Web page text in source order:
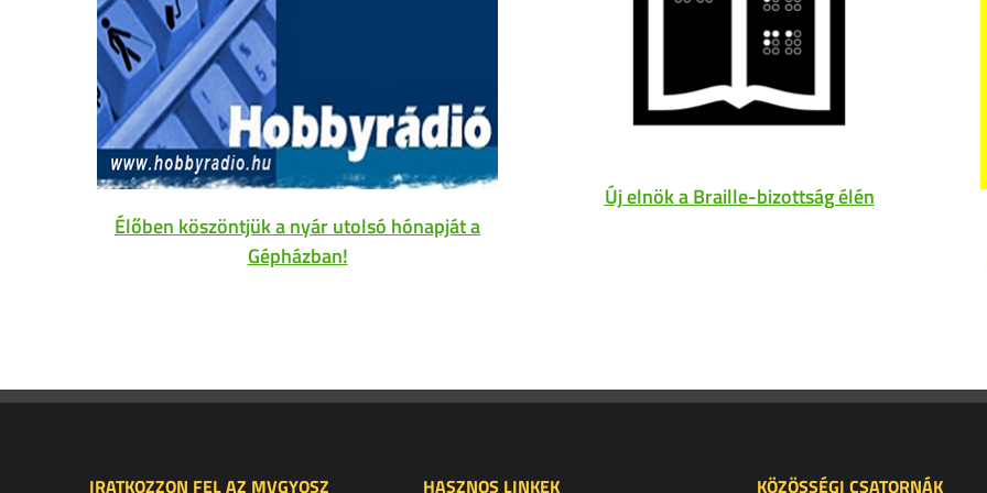
Élőben köszöntjük a nyár utolsó hónapját a
Gépházban!
Új elnök a Braille-bizottság élén
IRATKOZZON FEL AZ MVGYOSZ HASZNOS LINKEK KÖZÖSSÉGI CSATORNÁK